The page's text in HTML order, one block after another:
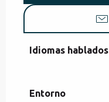
Idiomas hablados
Idiomas hablados
Entorno
Entorno